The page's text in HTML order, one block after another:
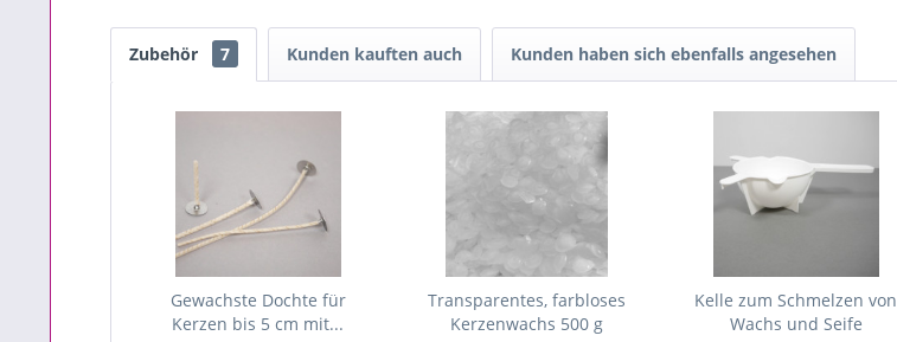
Zubehör 7 Kunden kauften auch Kunden haben sich ebenfalls angesehen
Gewachste Dochte für
Kerzen bis 5 cm mit...
Transparentes, farbloses
Kerzenwachs 500 g
Kelle zum Schmelzen von
Wachs und Seife